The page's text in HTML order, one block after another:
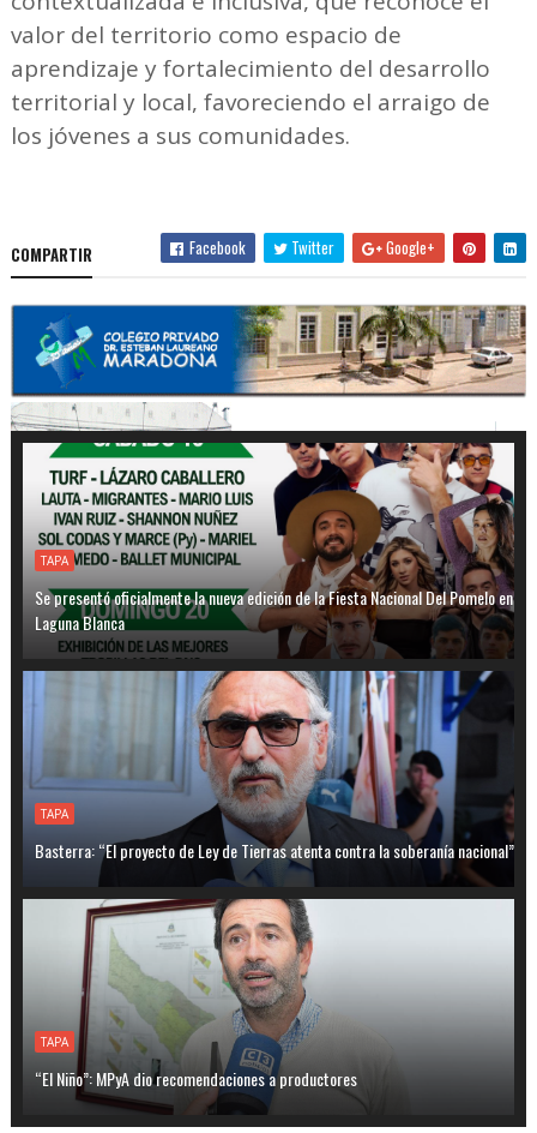
valor del territorio como espacio de
aprendizaje y fortalecimiento del desarrollo
territorial y local, favoreciendo el arraigo de
los jóvenes a sus comunidades.
COMPARTIR Facebook Twitter Google+
TAPA
Se presentó oficialmente la nueva edición de la Fiesta Nacional Del Pomelo en
Laguna Blanca
TAPA
Basterra: “El proyecto de Ley de Tierras atenta contra la soberanía nacional”
TAPA
“El Niño”: MPyA dio recomendaciones a productores